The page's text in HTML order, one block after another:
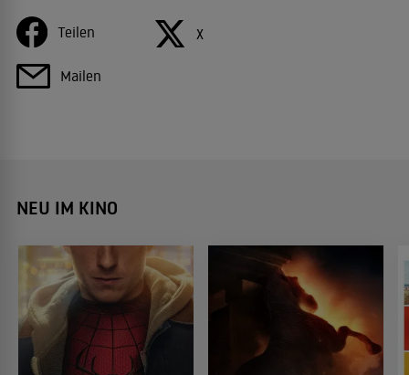
Teilen X
Mailen
NEU IM KINO